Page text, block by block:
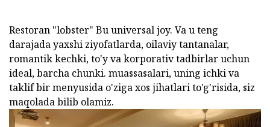
Restoran "lobster" Bu universal joy. Va u teng
darajada yaxshi ziyofatlarda, oilaviy tantanalar,
romantik kechki, to'y va korporativ tadbirlar uchun
ideal, barcha chunki. muassasalari, uning ichki va
taklif bir menyusida o'ziga xos jihatlari to'g'risida, siz
maqolada bilib olamiz.